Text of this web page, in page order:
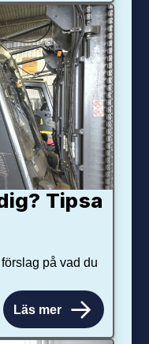
Tipsa
på vad du
Läs mer